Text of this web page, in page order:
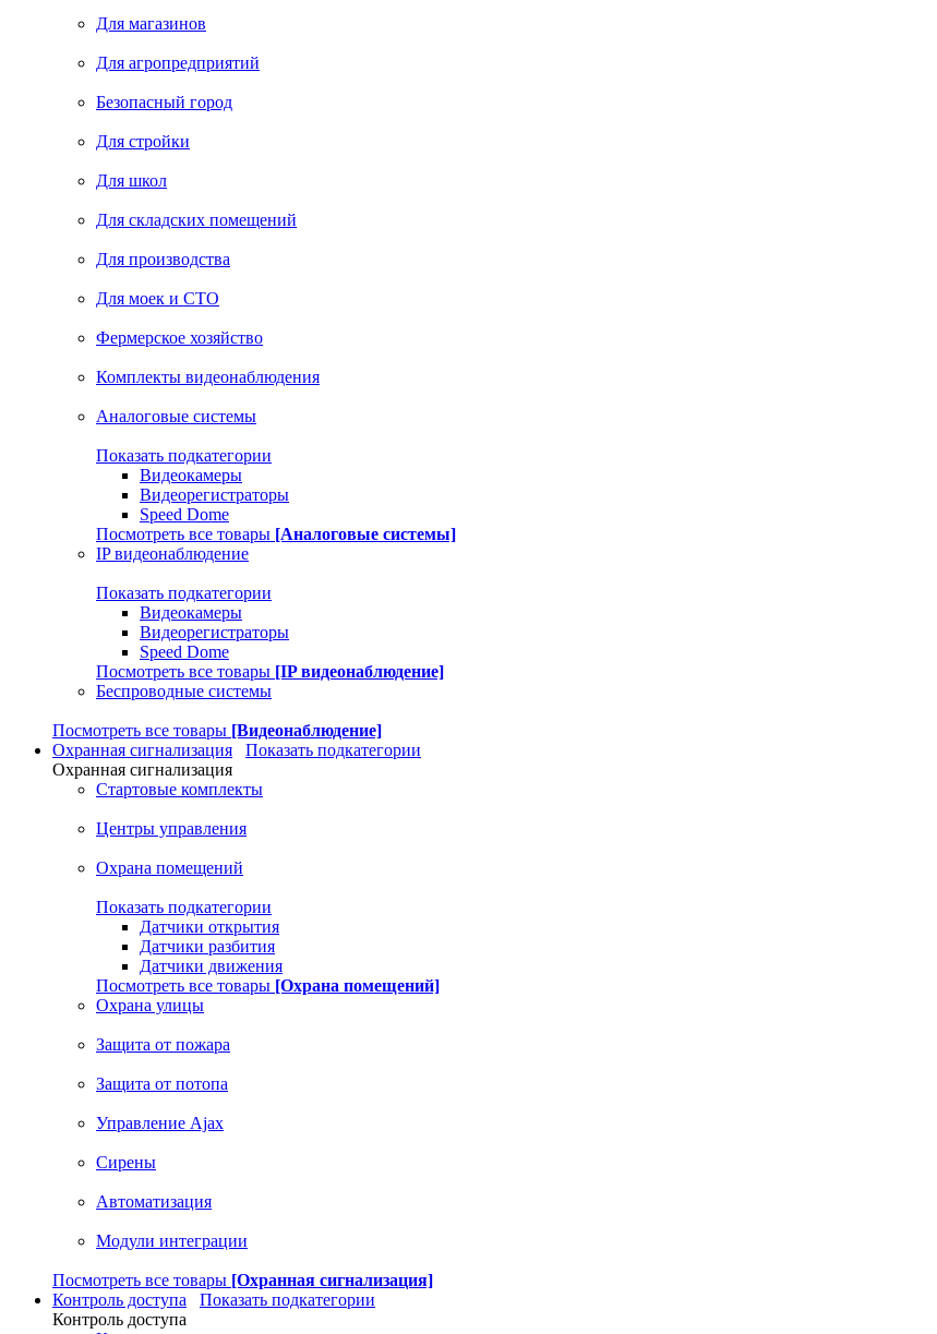
Для магазинов
Для агропредприятий
Безопасный город
Для стройки
Для школ
Для складских помещений
Для производства
Для моек и СТО
Фермерское хозяйство
Комплекты видеонаблюдения
Аналоговые системы
Показать подкатегории
Видеокамеры
Видеорегистраторы
Speed Dome
Посмотреть все товары [Аналоговые системы]
IP видеонаблюдение
Показать подкатегории
Видеокамеры
Видеорегистраторы
Speed Dome
Посмотреть все товары [IP видеонаблюдение]
Беспроводные системы
Посмотреть все товары [Видеонаблюдение]
Охранная сигнализация
Показать подкатегории
Охранная сигнализация
Стартовые комплекты
Центры управления
Охрана помещений
Показать подкатегории
Датчики открытия
Датчики разбития
Датчики движения
Посмотреть все товары [Охрана помещений]
Охрана улицы
Защита от пожара
Защита от потопа
Управление Ajax
Сирены
Автоматизация
Модули интеграции
Посмотреть все товары [Охранная сигнализация]
Контроль доступа
Показать подкатегории
Контроль доступа